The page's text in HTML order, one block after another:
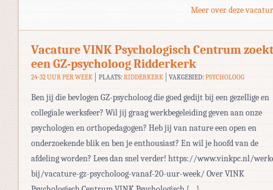
Meer over deze
Vacature VINK Psychologisch Centrum zoekt
een GZ-psycholoog Ridderkerk
24-32 UUR PER WEEK PLAATS: RIDDERKERK VAKGEBIED:PSYCHOLOOG
Ben jij die bevlogen GZ-psycholoog die goed gedijt bij een gezellige en
collegiale werksfeer? Wil jij graag werkbegeleiding geven aan onze
psychologen en orthopedagogen? Heb jij van nature een open en
onderzoekende blik en ben je enthousiast? En wil je hoofd van de
afdeling worden? Lees dan snel verder! https://www.vinkpc.nl/
bij/vacature-gz-psycholoog-vanaf-20-uur-week/ Over VINK